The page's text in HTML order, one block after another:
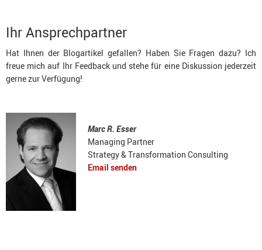
Ihr Ansprechpartner
Hat Ihnen der Blogartikel gefallen? Haben Sie Fragen dazu? Ich
freue mich auf Ihr Feedback und stehe für eine Diskussion jederzeit
gerne zur Verfügung!
Marc R. Esser
Managing Partner
Strategy & Transformation Consulting
Email senden